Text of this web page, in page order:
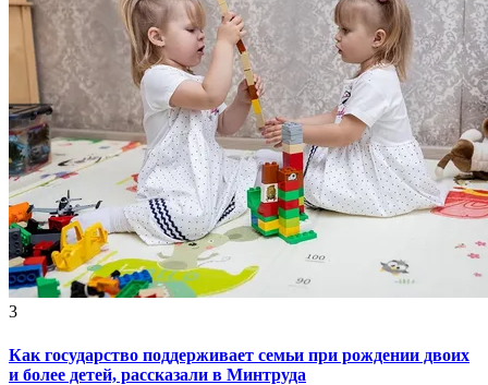
3
Как государство поддерживает семьи при рождении двоих
и более детей, рассказали в Минтруда